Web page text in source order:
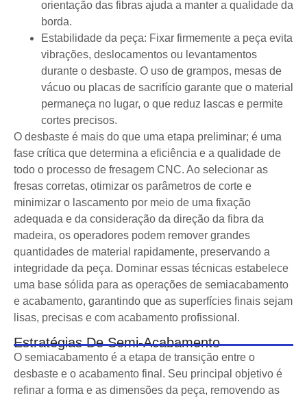
orientação das fibras ajuda a manter a qualidade da
borda.
Estabilidade da peça: Fixar firmemente a peça evita
vibrações, deslocamentos ou levantamentos
durante o desbaste. O uso de grampos, mesas de
vácuo ou placas de sacrifício garante que o material
permaneça no lugar, o que reduz lascas e permite
cortes precisos.
O desbaste é mais do que uma etapa preliminar; é uma
fase crítica que determina a eficiência e a qualidade de
todo o processo de fresagem CNC. Ao selecionar as
fresas corretas, otimizar os parâmetros de corte e
minimizar o lascamento por meio de uma fixação
adequada e da consideração da direção da fibra da
madeira, os operadores podem remover grandes
quantidades de material rapidamente, preservando a
integridade da peça. Dominar essas técnicas estabelece
uma base sólida para as operações de semiacabamento
e acabamento, garantindo que as superfícies finais sejam
lisas, precisas e com acabamento profissional.
Estratégias De Semi-Acabamento
O semiacabamento é a etapa de transição entre o
desbaste e o acabamento final. Seu principal objetivo é
refinar a forma e as dimensões da peça, removendo as